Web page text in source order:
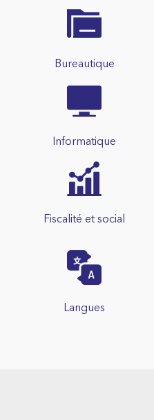
Bureautique
Informatique
Fiscalité et social
Langues